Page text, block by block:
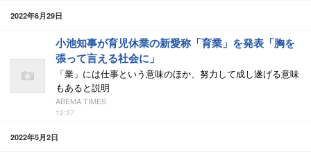
2022年6月29日
小池知事が育児休業の新愛称「育業」を発表「胸を
張って言える社会に」
「業」には仕事という意味のほか、努力して成し遂げる意味
もあると説明
ABEMA TIMES
12:37
2022年5月2日